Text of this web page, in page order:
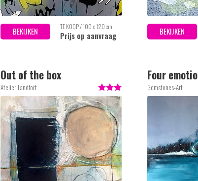
BEKIJKEN TE KOOP / 100 x 120 cm
Prijs op aanvraag BEKIJKEN
Atelier Landfort
Out of the box
Gemstones-Art
Four